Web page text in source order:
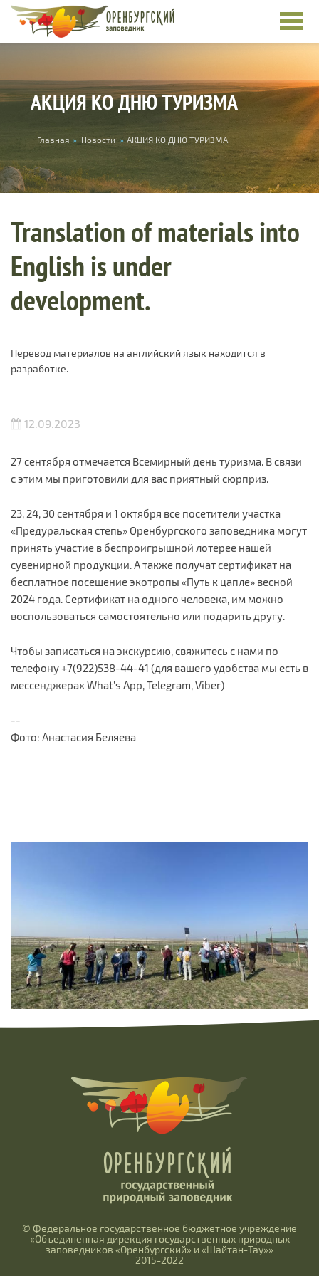
Skip to main content
АКЦИЯ КО ДНЮ ТУРИЗМА
You are here
Главная » Новости » АКЦИЯ КО ДНЮ ТУРИЗМА
Translation of materials into
English is under
development.
Перевод материалов на английский язык находится в
разработке.
12.09.2023
27 сентября отмечается Всемирный день туризма. В связи
с этим мы приготовили для вас приятный сюрприз.
23, 24, 30 сентября и 1 октября все посетители участка
«Предуральская степь» Оренбургского заповедника могут
принять участие в беспроигрышной лотерее нашей
сувенирной продукции. А также получат сертификат на
бесплатное посещение экотропы «Путь к цапле» весной
2024 года. Сертификат на одного человека, им можно
воспользоваться самостоятельно или подарить другу.
Чтобы записаться на экскурсию, свяжитесь с нами по
телефону +7(922)538-44-41 (для вашего удобства мы есть в
мессенджерах What’s App, Telegram, Viber)
--
Фото: Анастасия Беляева
© Федеральное государственное бюджетное учреждение
«Объединенная дирекция государственных природных
заповедников «Оренбургский» и «Шайтан-Тау»»
2015-2022